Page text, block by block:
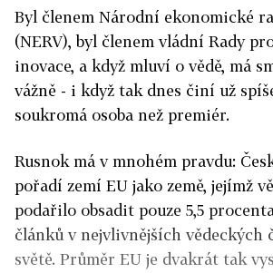
Byl členem Národní ekonomické
(NERV), byl členem vládní Rady
inovace, a když mluví o vědě, má
vážně - i když tak dnes činí už
soukromá osoba než premiér.
Rusnok má v mnohém pravdu:
pořadí zemí EU jako země, jejímž
podařilo obsadit pouze 5,5
článků v nejvlivnějších vědeckých
světě. Průměr EU je dvakrát tak